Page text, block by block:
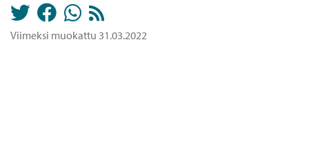
Viimeksi muokattu 31.03.2022